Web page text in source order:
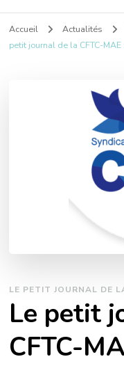
Accueil Actualités
petit journal de la CFTC-MAE
LE PETIT JOURNAL DE
Le petit
CFTC-